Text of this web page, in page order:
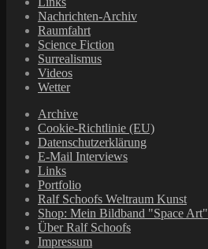
Nachrichten-Archiv
Raumfahrt
Science Fiction
Surrealismus
Videos
Wetter
Archive
Cookie-Richtlinie (EU)
Datenschutzerklärung
E-Mail Interviews
Links
Portfolio
Ralf Schoofs Weltraum Kunst
Shop: Mein Bildband "Space Art"
Über Ralf Schoofs
Impressum